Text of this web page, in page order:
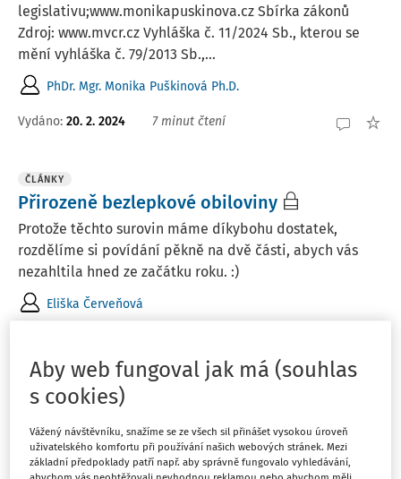
legislativu;www.monikapuskinova.cz Sbírka zákonů
Zdroj: www.mvcr.cz Vyhláška č. 11/2024 Sb., kterou se
mění vyhláška č. 79/2013 Sb.,...
PhDr. Mgr. Monika Puškinová Ph.D.
Vydáno: 20. 2. 2024 7 minut čtení
ČLÁNKY
Přirozeně bezlepkové obiloviny
Protože těchto surovin máme díkybohu dostatek,
rozdělíme si povídání pěkně na dvě části, abych vás
nezahltila hned ze začátku roku. :)
Eliška Červeňová
ČLÁNKY
V jídelníčcích (nejen školních) jsou zastoupeny
kombinace rostlinných i živočišných zdrojů potravin.
Aby web fungoval jak má (souhlas
s cookies)
Vážený návštěvníku, snažíme se ze všech sil přinášet vysokou úroveň
uživatelského komfortu při používání našich webových stránek. Mezi
základní předpoklady patří např. aby správně fungovalo vyhledávání,